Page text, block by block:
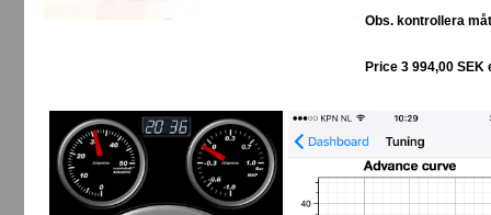
Obs. kontrollera
Price 3 994,00 SEK